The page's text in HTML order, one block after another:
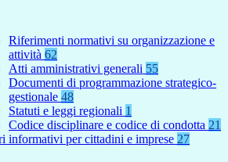
Riferimenti normativi su organizzazione e
attività 62
Atti amministrativi generali 55
Documenti di programmazione strategico-
gestionale 48
Statuti e leggi regionali 1
Codice disciplinare e codice di condotta 21
informativi per cittadini e imprese 27